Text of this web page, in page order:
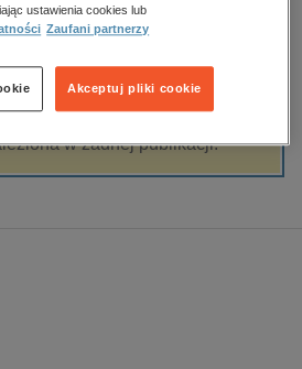
gospodarka
technologie, informatyka
informacyjne
Filtrowanie
w żadnej publikacji.
ustawienia cookies lub
Zaufani partnerzy
Akceptuj pliki cookie